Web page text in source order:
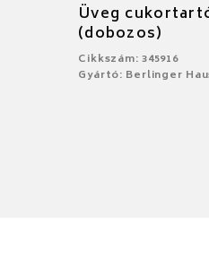
Üveg
(dobozos)
Cikkszám: 345916
Gyártó: Berlinger